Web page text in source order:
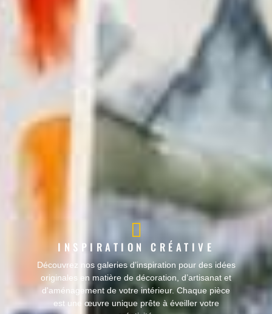
INSPIRATION CRÉATIVE
Découvrez nos galeries d’inspiration pour des idées
originales en matière de décoration, d’artisanat et
d'aménagement de votre intérieur. Chaque pièce
est une œuvre unique prête à éveiller votre